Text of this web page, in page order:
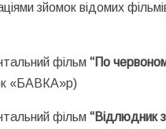
зйомок відомих
фільм “По
«БАВКА»р)
фільм “Відлюдник